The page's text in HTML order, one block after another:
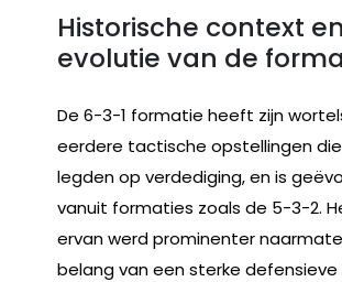
Historische context en
evolutie van de
De 6-3-1 formatie heeft zijn
eerdere tactische opstellingen
legden op verdediging, en is
vanuit formaties zoals de 5-3-2.
ervan werd prominenter
belang van een sterke defensieve